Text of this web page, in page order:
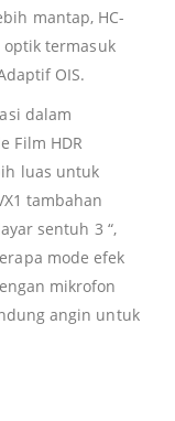
mantap, HC-
termasuk
OIS.
dalam
Film HDR
luas untuk
tambahan
sentuh 3 “,
mode efek
mikrofon
angin untuk